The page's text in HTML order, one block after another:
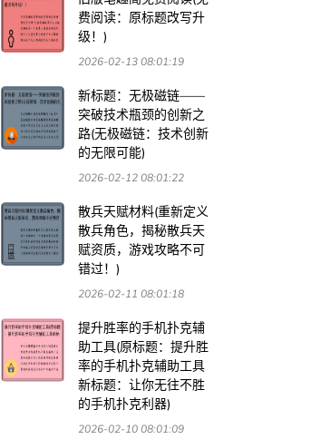
费阅读：原标题改写升
级！)
2026-02-13 08:01:19
新标题：无极磁链——
突破技术瓶颈的创新之
路(无极磁链：技术创新
的无限可能)
2026-02-12 08:01:22
散兵天赋材料(重新定义
散兵角色，揭秘散兵天
赋资质，游戏攻略不可
错过！)
2026-02-11 08:01:18
提升胜率的手机扑克辅
助工具(原标题：提升胜
率的手机扑克辅助工具
新标题：让你无往不胜
的手机扑克利器)
2026-02-10 08:01:09